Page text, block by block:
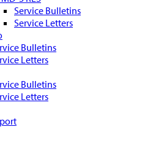
Service Bulletins
Service Letters
Bulletins
Letters
Bulletins
Letters